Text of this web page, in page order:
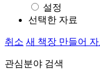
설정
선택한 자료
취소 새 책장 만들어 자
관심분야 검색